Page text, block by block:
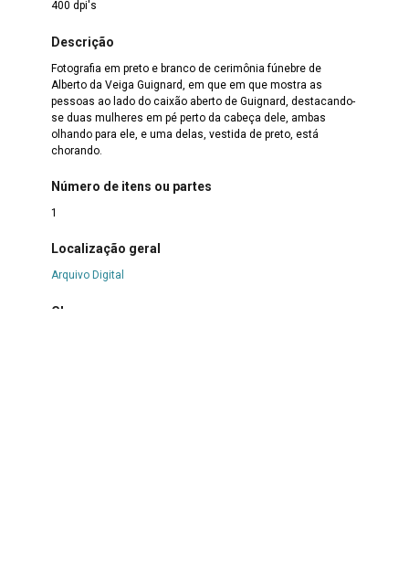
400 dpi's
Descrição
Fotografia em preto e branco de cerimônia fúnebre de
Alberto da Veiga Guignard, em que em que mostra as
pessoas ao lado do caixão aberto de Guignard, destacando-
se duas mulheres em pé perto da cabeça dele, ambas
olhando para ele, e uma delas, vestida de preto, está
chorando.
Número de itens ou partes
1
Localização geral
Arquivo Digital
Classe